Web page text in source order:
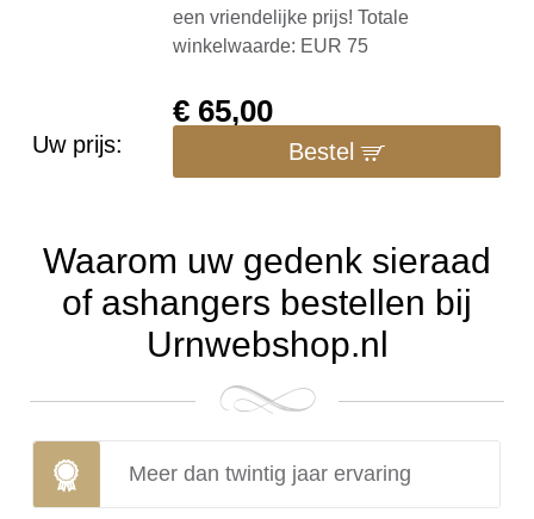
een vriendelijke prijs! Totale
winkelwaarde: EUR 75
Uw prijs:
€ 65,00
Bestel
Waarom uw gedenk sieraad
of ashangers bestellen bij
Urnwebshop.nl
Meer dan twintig jaar ervaring